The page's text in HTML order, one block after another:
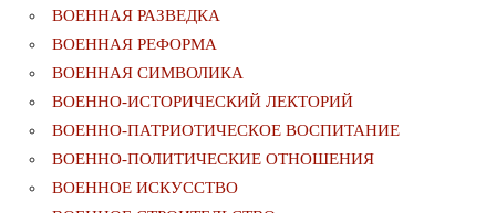
ВОЕННАЯ РАЗВЕДКА
ВОЕННАЯ РЕФОРМА
ВОЕННАЯ СИМВОЛИКА
ВОЕННО-ИСТОРИЧЕСКИЙ ЛЕКТОРИЙ
ВОЕННО-ПАТРИОТИЧЕСКОЕ ВОСПИТАНИЕ
ВОЕННО-ПОЛИТИЧЕСКИE ОТНОШЕНИЯ
ВОЕННОЕ ИСКУССТВО